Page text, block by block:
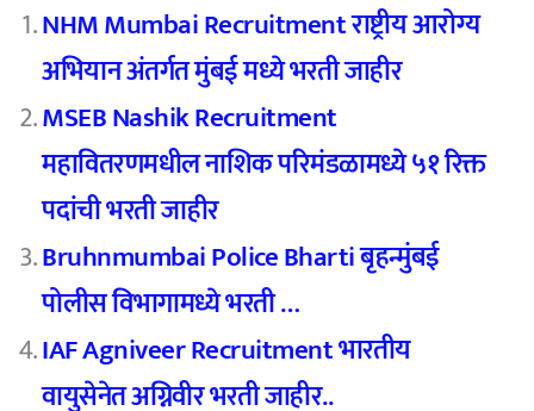
NHM Mumbai Recruitment राष्ट्रीय आरोग्य
अभियान अंतर्गत मुंबई मध्ये भरती जाहीर
MSEB Nashik Recruitment
महावितरणमधील नाशिक परिमंडळामध्ये ५१ रिक्त
पदांची भरती जाहीर
Bruhnmumbai Police Bharti बृहन्मुंबई
पोलीस विभागामध्ये भरती …
IAF Agniveer Recruitment भारतीय
वायुसेनेत अग्निवीर भरती जाहीर..